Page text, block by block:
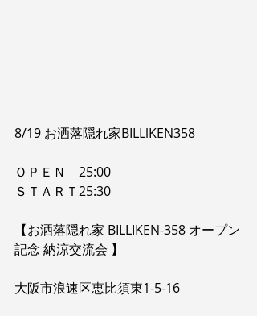
8/19 お洒落隠れ家BILLlKEN358
ＯＰＥＮ　25:00
ＳＴＡＲＴ25:30
【お洒落隠れ家 BILLIKEN-358 オープン
記念 納涼交流会 】
大阪市浪速区恵比須東1-5-16